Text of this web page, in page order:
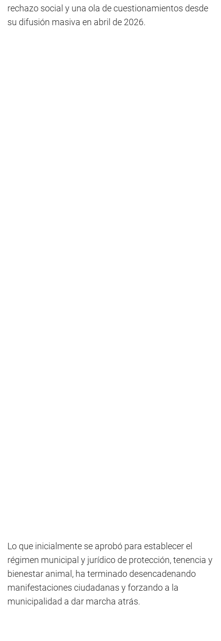
rechazo social y una ola de cuestionamientos desde
su difusión masiva en abril de 2026.
Lo que inicialmente se aprobó para establecer el
régimen municipal y jurídico de protección, tenencia y
bienestar animal, ha terminado desencadenando
manifestaciones ciudadanas y forzando a la
municipalidad a dar marcha atrás.